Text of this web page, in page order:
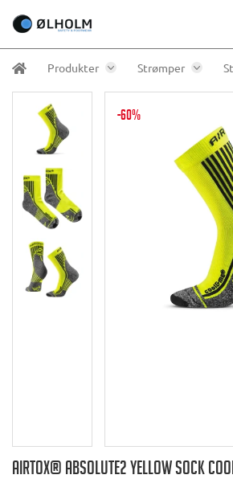
Produkter Strømper
-60%
AIRTOX® ABSOLUTE2 YELLOW SOCK